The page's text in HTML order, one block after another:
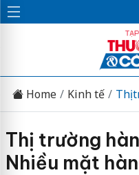
Home Kinh tế Thị
Thị trường
Nhiều mặt